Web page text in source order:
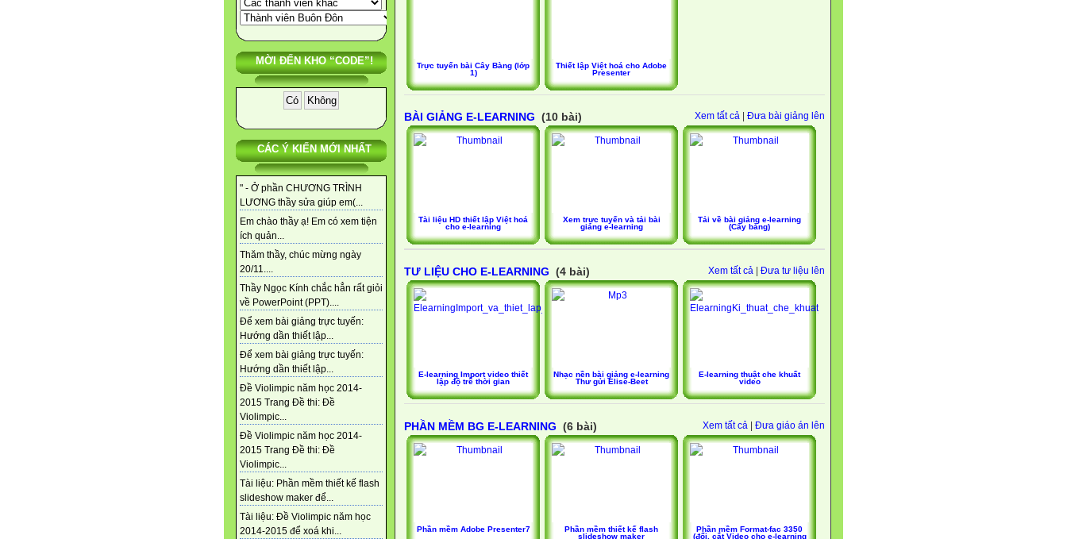
MỜI ĐẾN KHO “CODE”!
CÁC Ý KIẾN MỚI NHẤT
" - Ở phần CHƯƠNG TRÌNH
LƯƠNG thầy sửa giúp em(...
Em chào thầy ạ! Em có xem tiện
ích quản...
Thăm thầy, chúc mừng ngày
20/11....
Thầy Ngọc Kính chắc hẳn rất giỏi
về PowerPoint (PPT)....
Để xem bài giảng trực tuyến:
Hướng dần thiết lập...
Để xem bài giảng trực tuyến:
Hướng dần thiết lập...
Đề Violimpic năm học 2014-
2015 Trang Đề thi: Đề
Violimpic...
Đề Violimpic năm học 2014-
2015 Trang Đề thi: Đề
Violimpic...
Tài liệu: Phần mềm thiết kế flash
slideshow maker để...
Tài liệu: Đề Violimpic năm học
2014-2015 để xoá khi...
Trực tuyến bài Cây Bàng (lớp
1)
Thiết lập Việt hoá cho Adobe
Presenter
Xem tất cả Đưa bài giảng lên
BÀI GIẢNG E-LEARNING (10 bài)
Tài liệu HD thiết lập Việt hoá
cho e-learning
Xem trực tuyến và tải bài
giảng e-learning
Tải về bài giảng e-learning
(Cây bàng)
Xem tất cả Đưa tư liệu lên
TƯ LIỆU CHO E-LEARNING (4 bài)
E-learning Import video thiết
lập độ trễ thời gian
Nhạc nền bài giảng e-learning
Thư gửi Elise-Beet
E-learning thuật che khuất
video
Xem tất cả | Đưa giáo án lên
PHẦN MỀM BG E-LEARNING (6 bài)
Phần mềm Adobe Presenter7
Phần mềm thiết kế flash
slideshow maker
Phần mềm Format-fac 3350
(đổi, cắt Video cho e-learning